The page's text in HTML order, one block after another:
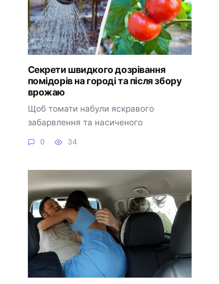
Секрети швидкого дозрівання
помідорів на городі та після збору
врожаю
Щоб томати набули яскравого
забарвлення та насиченого
0 34